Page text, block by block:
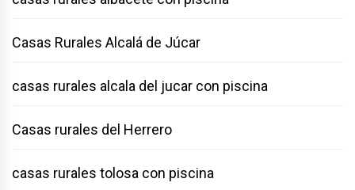
Casas Rurales Alcalá de Júcar
casas rurales alcala del jucar con piscina
Casas rurales del Herrero
casas rurales tolosa con piscina